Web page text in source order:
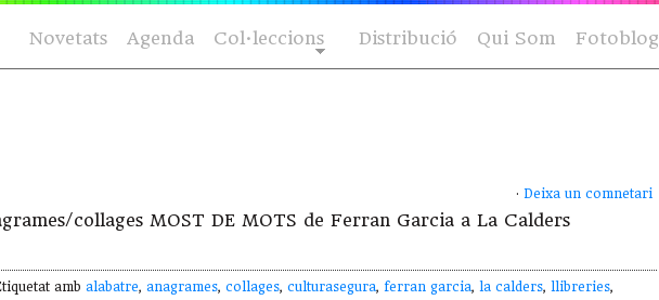
Novetats Agenda Col·leccions Distribució Qui Som Fotoblog
· Deixa un comnetari
collages MOST DE MOTS de Ferran Garcia a La Calders
amb alabatre, anagrames, collages, culturasegura, ferran garcia, la calders, llibreries,